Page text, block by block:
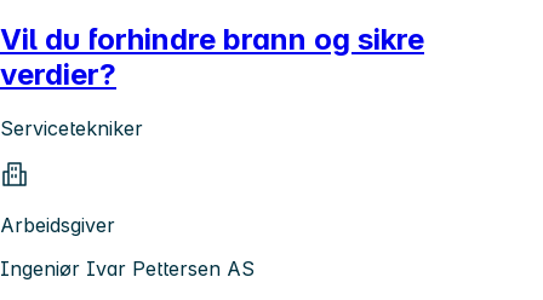
Vil du forhindre brann og sikre
verdier?
Servicetekniker
Arbeidsgiver
Ingeniør Ivar Pettersen AS